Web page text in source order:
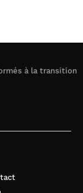
à la transition